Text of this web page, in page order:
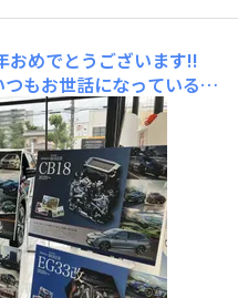
おめでとうございます!!
つもお世話になっているデ
60周年記念キーホルダ
💕🤩いつもお世話になっ
問です。店内には60周年
並びます💕残念ながら今
れていません…😭やはりE